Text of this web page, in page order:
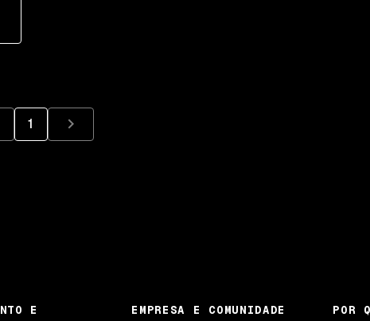
1
E
EMPRESA E COMUNIDADE POR